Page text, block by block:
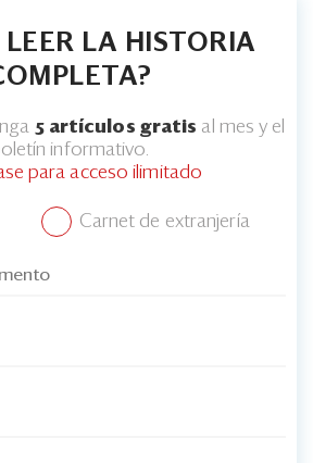
LEER LA HISTORIA
5 artículos gratis al mes y el
informativo.
para acceso ilimitado
Carnet de extranjería